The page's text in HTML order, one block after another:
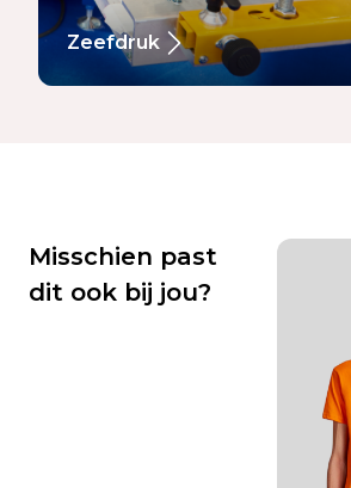
Zeefdruk
Misschien past
dit ook bij jou?